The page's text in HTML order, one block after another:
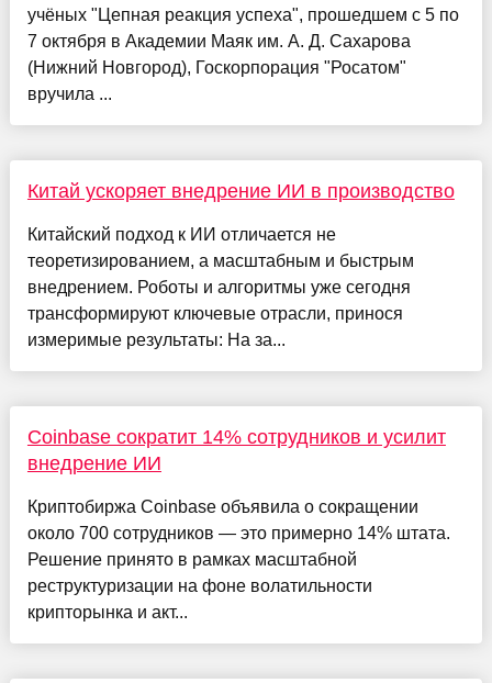
учёных "Цепная реакция успеха", прошедшем с 5 по
7 октября в Академии Маяк им. А. Д. Сахарова
(Нижний Новгород), Госкорпорация "Росатом"
вручила ...
Китай ускоряет внедрение ИИ в производство
Китайский подход к ИИ отличается не
теоретизированием, а масштабным и быстрым
внедрением. Роботы и алгоритмы уже сегодня
трансформируют ключевые отрасли, принося
измеримые результаты: На за...
Coinbase сократит 14% сотрудников и усилит
внедрение ИИ
Криптобиржа Coinbase объявила о сокращении
около 700 сотрудников — это примерно 14% штата.
Решение принято в рамках масштабной
реструктуризации на фоне волатильности
крипторынка и акт...